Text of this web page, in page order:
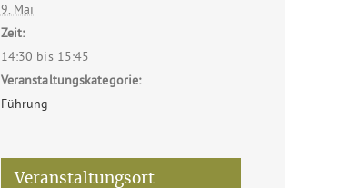
9. Mai
Zeit:
14:30 bis 15:45
Veranstaltungskategorie:
Führung
Veranstaltungsort